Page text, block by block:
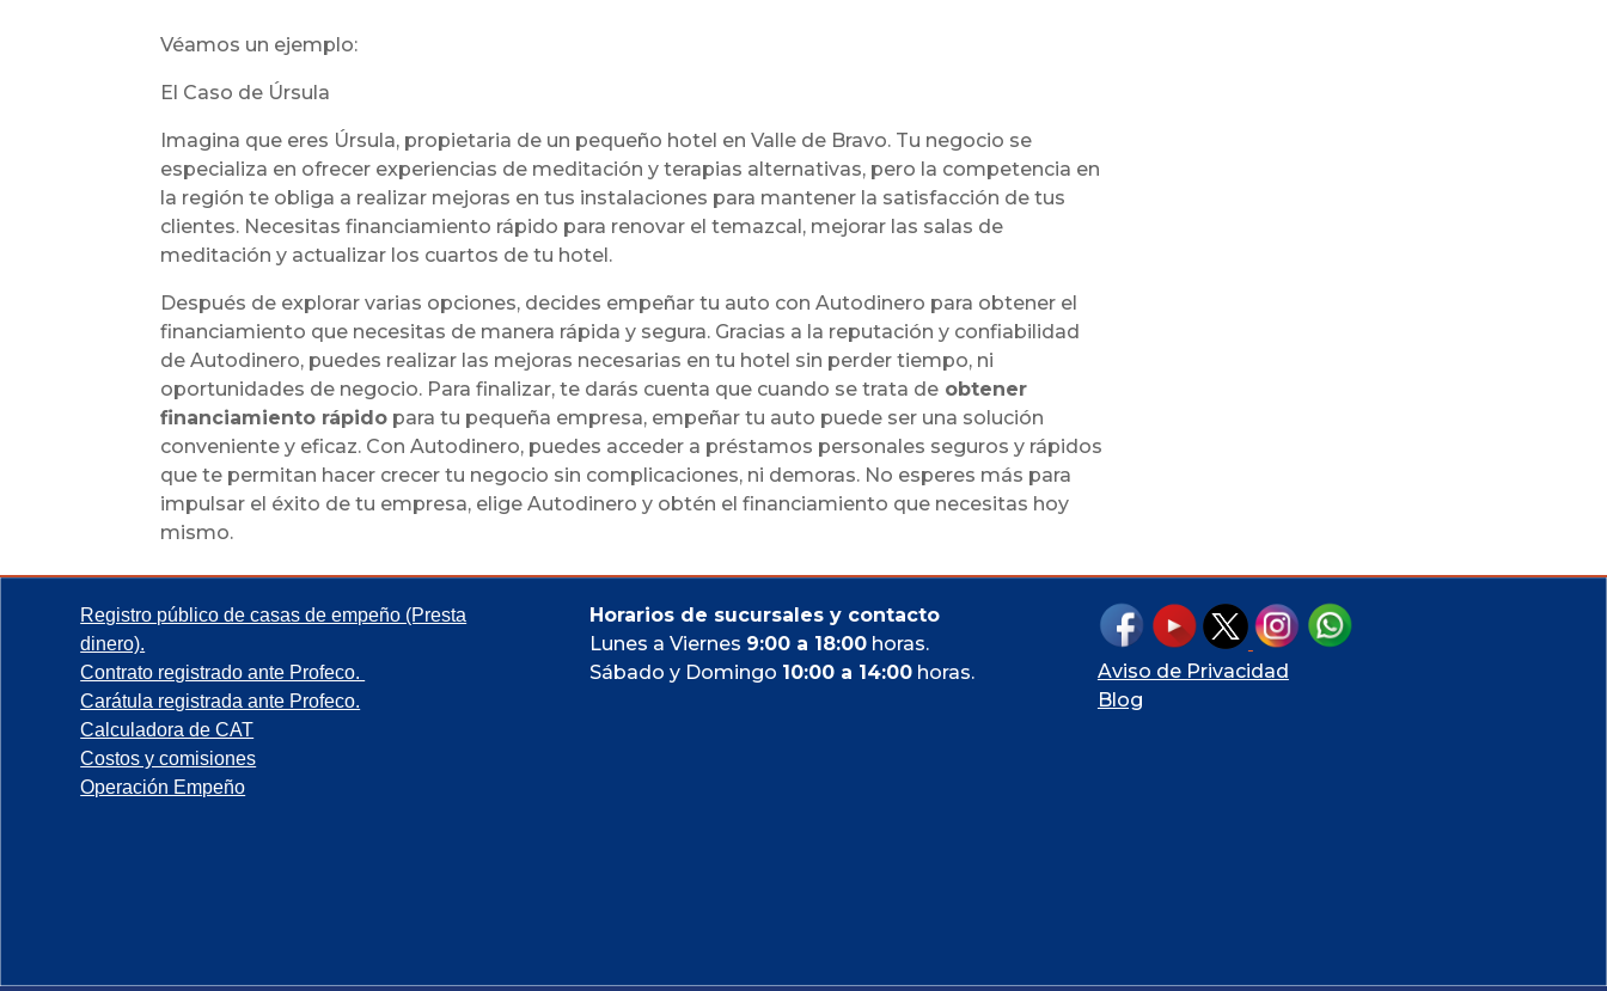
Véamos un ejemplo:
El Caso de Úrsula
Imagina que eres Úrsula, propietaria de un pequeño hotel en Valle de Bravo. Tu negocio se
especializa en ofrecer experiencias de meditación y terapias alternativas, pero la competencia en
la región te obliga a realizar mejoras en tus instalaciones para mantener la satisfacción de tus
clientes. Necesitas financiamiento rápido para renovar el temazcal, mejorar las salas de
meditación y actualizar los cuartos de tu hotel.
Después de explorar varias opciones, decides empeñar tu auto con Autodinero para obtener el
financiamiento que necesitas de manera rápida y segura. Gracias a la reputación y confiabilidad
de Autodinero, puedes realizar las mejoras necesarias en tu hotel sin perder tiempo, ni
oportunidades de negocio. Para finalizar, te darás cuenta que cuando se trata de obtener
financiamiento rápido para tu pequeña empresa, empeñar tu auto puede ser una solución
conveniente y eficaz. Con Autodinero, puedes acceder a préstamos personales seguros y rápidos
que te permitan hacer crecer tu negocio sin complicaciones, ni demoras. No esperes más para
impulsar el éxito de tu empresa, elige Autodinero y obtén el financiamiento que necesitas hoy
mismo.
Registro público de casas de empeño (Presta
dinero).
Contrato registrado ante Profeco.
Carátula registrada ante Profeco.
Calculadora de CAT
Costos y comisiones
Operación Empeño
Horarios de sucursales y contacto
Lunes a Viernes 9:00 a 18:00horas.
Sábado y Domingo 10:00 a 14:00horas.
Aviso de Privacidad
Blog